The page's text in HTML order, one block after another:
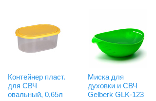
Контейнер пласт.
для СВЧ
овальный, 0,65л
Миска для
духовки и СВЧ
Gelberk GLK-123